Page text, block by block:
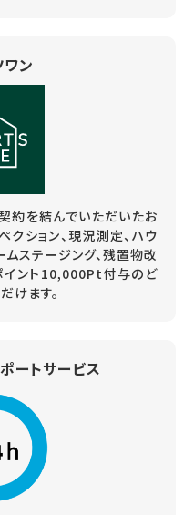
ン
約を結んでいただいたお
クション、現況測定、ハウ
ムステージング、残置物改
イント10,000Pt付与のど
けます。
ートサービス